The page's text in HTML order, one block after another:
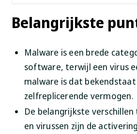
Belangrijkste
Malware is een brede
software, terwijl een virus
malware is dat
zelfreplicerende vermogen.
De belangrijkste
en virussen zijn de